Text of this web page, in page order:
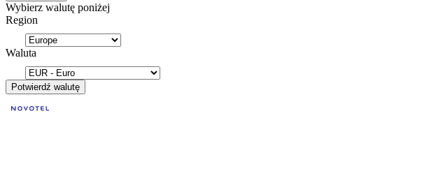
Wybierz walutę poniżej
Region
Waluta
Potwierdź walutę